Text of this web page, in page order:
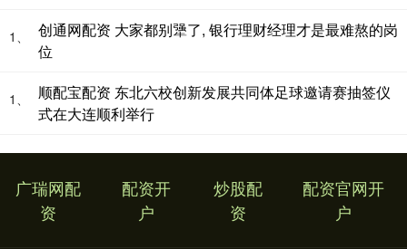
1、
创通网配资 大家都别犟了, 银行理财经理才是最难熬的岗
位
1、
顺配宝配资 东北六校创新发展共同体足球邀请赛抽签仪
式在大连顺利举行
广瑞网配
资
配资开
户
炒股配
资
配资官网开
户